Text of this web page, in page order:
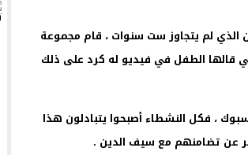
لم يتجاوز ست سنوات ، قام مجموعة
الجملة التي قالها الطفل في فيديو له كرد على ذلك
، فكل النشطاء أصبحوا يتبادلون هذا
عن تضامنهم مع سيف الدين .